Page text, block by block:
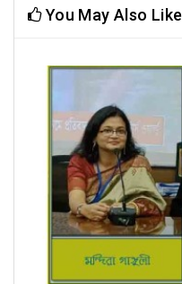
You May Also Like